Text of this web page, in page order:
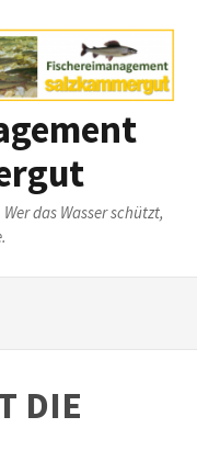
das Wasser schützt,
DIE